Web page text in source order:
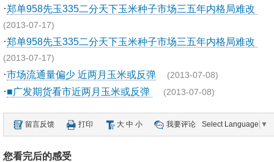
·郑单958先玉335二分天下玉米种子市场三五年内格局难改
(2013-07-17)
·郑单958先玉335二分天下玉米种子市场三五年内格局难改
(2013-07-17)
·市场流通量偏少 近两月玉米或反弹 (2013-07-08)
·■广发期货看市近两月玉米或反弹 (2013-07-08)
留言反馈 打印 大 中 小 我要评论 Select Language ▼
您看完后的感受